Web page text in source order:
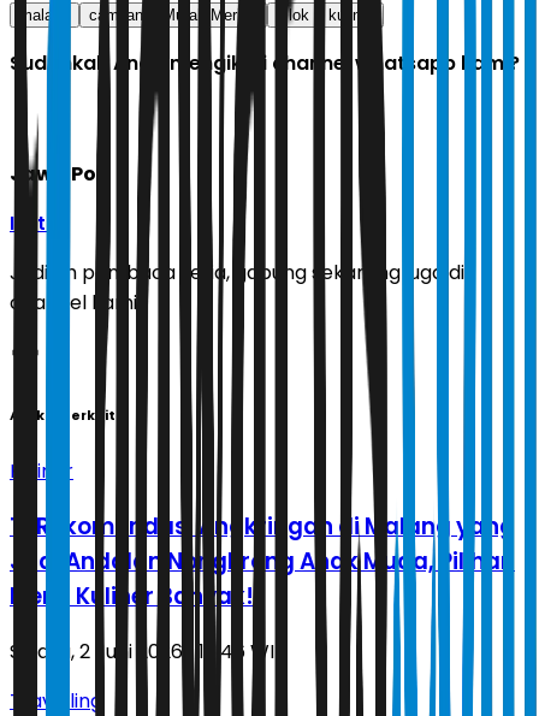
malang camilan Murah Meriah cilok kuliner
Sudahkah Anda mengikuti channel whatsapp kami?
Jawa Pos
Ikuti
Jadilah pembaca setia, gabung sekarang juga di
channel kami!
Artikel Terkait
Kuliner
13 Rekomendasi Angkringan di Malang yang
Jadi Andalan Nongkrong Anak Muda, Pilihan
Menu Kuliner Banyak!
Selasa, 2 Juni 2026 | 15.46 WIB
Travelling